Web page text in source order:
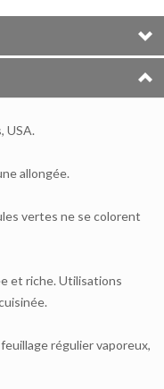
USA.
allongée.
vertes ne se colorent
et riche. Utilisations
régulier vaporeux,